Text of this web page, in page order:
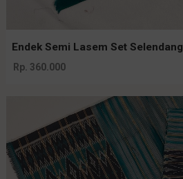
Endek Semi Lasem Set Selendang
Rp. 360.000